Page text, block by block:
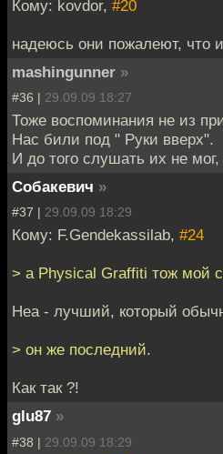
Кому: kovdor, #20
надеюсь они пожалеют, что
mashingunner »
#36 | 29.09.09 18:27
Тоже воспоминания не из
Нас били под " Руки вверх".
И до того слушать их не
Собакевич »
#37 | 29.09.09 18:29
Кому: F.Gendekassilab, #24
> а Physical Graffiti тож мой
Неа - лучший, который
> он же последний.
Как так ?!
glu87 »
#38 | 29.09.09 18:29